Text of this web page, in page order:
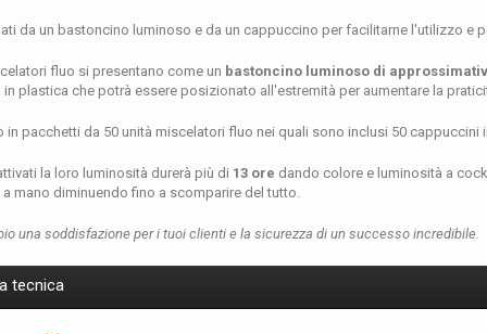
da un bastoncino luminoso e da un cappuccino per facilitarne l'utilizzo e
fluo si presentano come un bastoncino luminoso di
plastica che potrà essere posizionato all'estremità per aumentare la
in pacchetti da 50 unità miscelatori fluo nei quali sono inclusi 50
la loro luminosità durerà più di 13 ore dando colore e luminosità a
a mano diminuendo fino a scomparire del tutto.
una soddisfazione per i tuoi clienti e la sicurezza di un successo incredibile.
tecnica